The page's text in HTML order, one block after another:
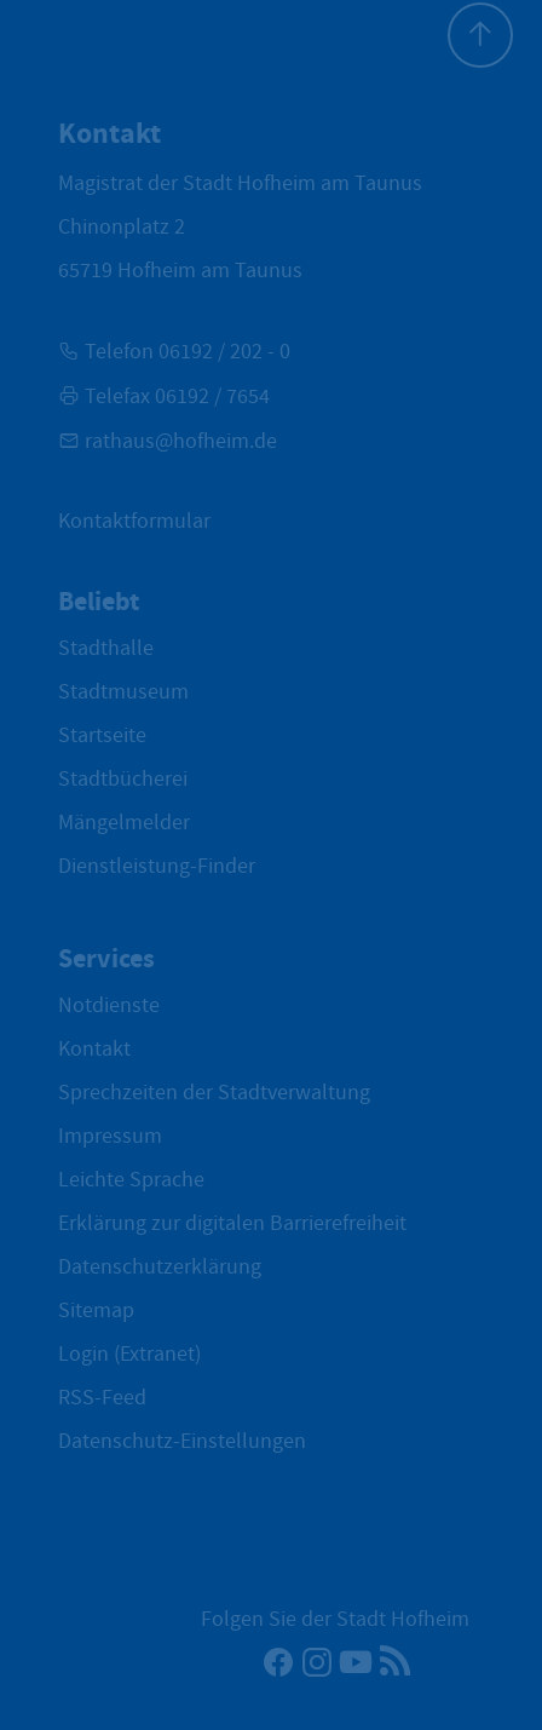
Kontakt
Magistrat der Stadt Hofheim am Taunus
Chinonplatz 2
65719 Hofheim am Taunus
Telefon 06192 / 202 - 0
Telefax 06192 / 7654
rathaus@hofheim.de
Kontaktformular
Beliebt
Stadthalle
Stadtmuseum
Startseite
Stadtbücherei
Mängelmelder
Dienstleistung-Finder
Services
Notdienste
Kontakt
Sprechzeiten der Stadtverwaltung
Impressum
Leichte Sprache
Erklärung zur digitalen Barrierefreiheit
Datenschutzerklärung
Sitemap
Login (Extranet)
RSS-Feed
Datenschutz-Einstellungen
Folgen Sie der Stadt Hofheim
Facebook
Instagram
YouTube